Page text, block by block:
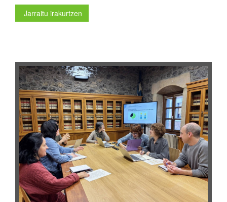
Jarraitu irakurtzen